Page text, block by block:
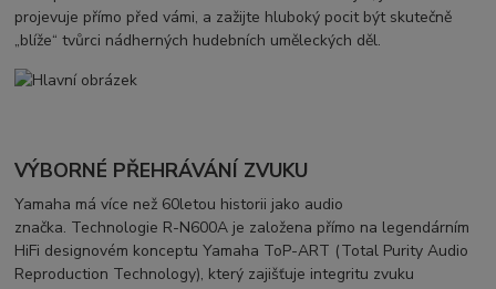
projevuje přímo před vámi, a zažijte hluboký pocit být skutečně
„blíže“ tvůrci nádherných hudebních uměleckých děl.
VÝBORNÉ PŘEHRÁVÁNÍ ZVUKU
Yamaha má více než 60letou historii jako audio
značka. Technologie R-N600A je založena přímo na legendárním
HiFi designovém konceptu Yamaha ToP-ART (Total Purity Audio
Reproduction Technology), který zajišťuje integritu zvuku